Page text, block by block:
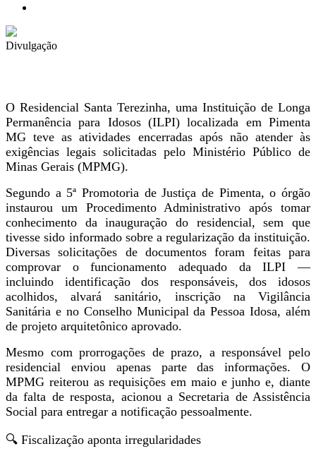
Divulgação
O Residencial Santa Terezinha, uma Instituição de Longa
Permanência para Idosos (ILPI) localizada em Pimenta
MG teve as atividades encerradas após não atender às
exigências legais solicitadas pelo Ministério Público de
Minas Gerais (MPMG).
Segundo a 5ª Promotoria de Justiça de Pimenta, o órgão
instaurou um Procedimento Administrativo após tomar
conhecimento da inauguração do residencial, sem que
tivesse sido informado sobre a regularização da instituição.
Diversas solicitações de documentos foram feitas para
comprovar o funcionamento adequado da ILPI —
incluindo identificação dos responsáveis, dos idosos
acolhidos, alvará sanitário, inscrição na Vigilância
Sanitária e no Conselho Municipal da Pessoa Idosa, além
de projeto arquitetônico aprovado.
Mesmo com prorrogações de prazo, a responsável pelo
residencial enviou apenas parte das informações. O
MPMG reiterou as requisições em maio e junho e, diante
da falta de resposta, acionou a Secretaria de Assistência
Social para entregar a notificação pessoalmente.
🔍 Fiscalização aponta irregularidades